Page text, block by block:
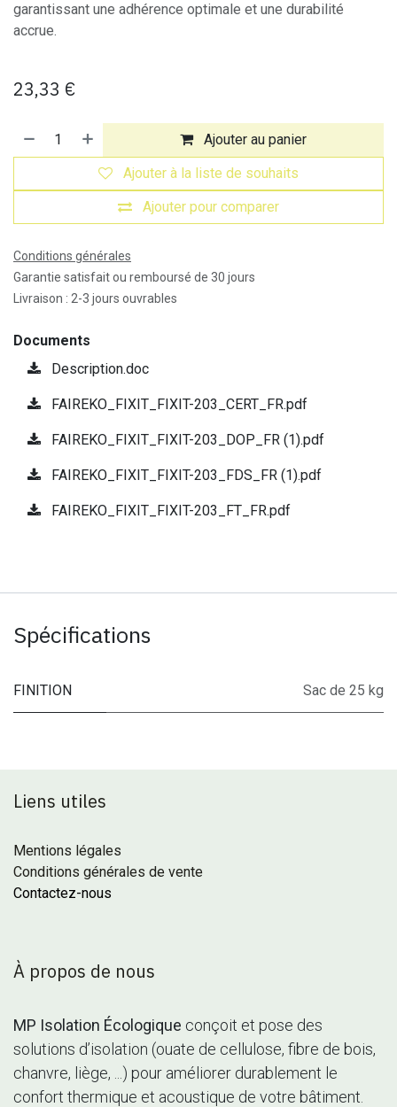
garantissant une adhérence optimale et une durabilité
accrue.
23,33 €
Ajouter au panier
Ajouter pour comparer
Ajouter à la liste de souhaits
Conditions générales
Garantie satisfait ou remboursé de 30 jours
Livraison : 2-3 jours ouvrables
Documents
Description.doc
FAIREKO_FIXIT_FIXIT-203_CERT_FR.pdf
FAIREKO_FIXIT_FIXIT-203_DOP_FR (1).pdf
FAIREKO_FIXIT_FIXIT-203_FDS_FR (1).pdf
FAIREKO_FIXIT_FIXIT-203_FT_FR.pdf
Spécifications
FINITION Sac de 25 kg
Liens utiles
Mentions légales
Conditions générales de vente
Contactez-nous
À propos de nous
MP Isolation Écologique conçoit et pose des
solutions d’isolation (ouate de cellulose, fibre de bois,
chanvre, liège, ...) pour améliorer durablement le
confort thermique et acoustique de votre bâtiment.